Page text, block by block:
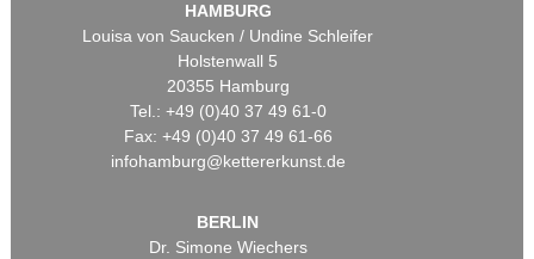
HAMBURG
Louisa von Saucken / Undine Schleifer
Holstenwall 5
20355 Hamburg
Tel.: +49 (0)40 37 49 61-0
Fax: +49 (0)40 37 49 61-66
infohamburg@kettererkunst.de
BERLIN
Dr. Simone Wiechers